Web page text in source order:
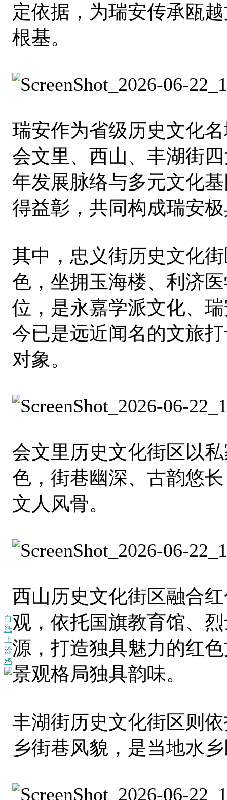
白
纸
上
涂
鸦
定依据，为瑞安传承瓯
根基。
瑞安作为省级历史文化
会文里、西山、丰湖街
年发展脉络与多元文化
得益彰，共同构成瑞安
其中，忠义街历史文化
色，坐拥玉海楼、利济
位，是永嘉学派文化、
今已是远近闻名的文旅
对象。
会文里历史文化街区以
色，街巷幽深、古韵悠
文人风骨。
西山历史文化街区融合
观，依托国旗教育馆、
源，打造独具魅力的红
景观格局独具韵味。
丰湖街历史文化街区则
乡街巷风貌，是当地水